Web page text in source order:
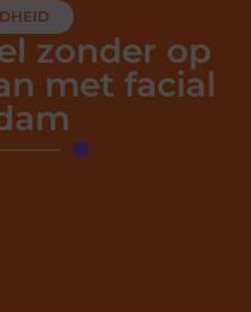
zonder op
met facial